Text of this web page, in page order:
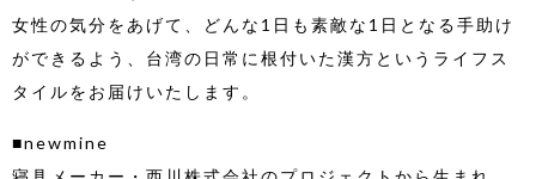
女性の気分をあげて、どんな1日も素敵な1日となる手助け
ができるよう、台湾の日常に根付いた漢方というライフス
タイルをお届けいたします。
■newmine